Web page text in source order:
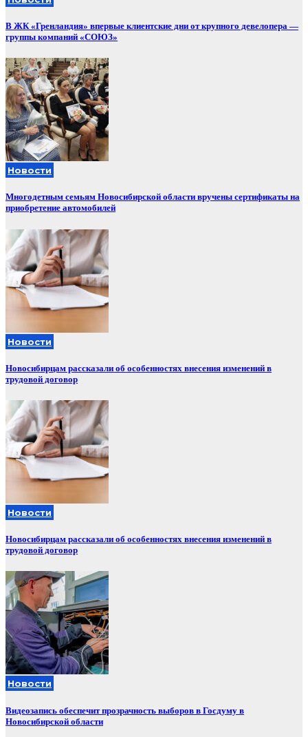
В ЖК «Гренландия» впервые клиентские дни от крупного девелопера —
группы компаний «СОЮЗ»
Новости
Многодетным семьям Новосибирской области вручены сертификаты на
приобретение автомобилей
Новости
Новосибирцам рассказали об особенностях внесения изменений в
трудовой договор
Новости
Новосибирцам рассказали об особенностях внесения изменений в
трудовой договор
Новости
Видеозапись обеспечит прозрачность выборов в Госдуму в
Новосибирской области